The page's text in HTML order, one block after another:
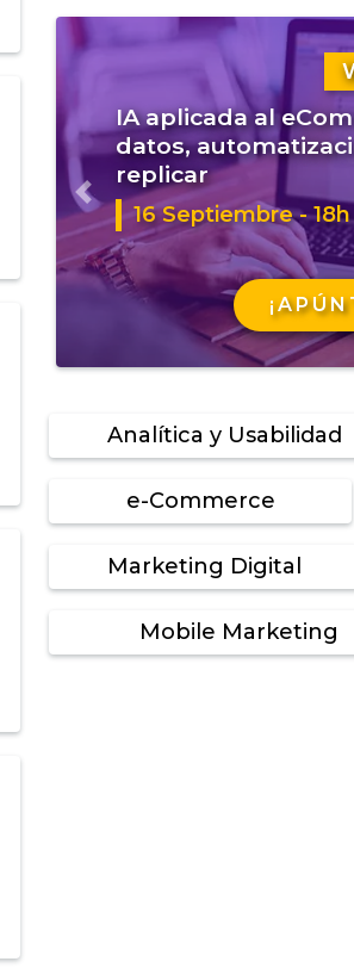
IA aplicada al
datos,
replicar
16 Septiembre - 18h
Anterior
Analítica y Usabilidad
e-Commerce
Marketing Digital
Mobile Marketing